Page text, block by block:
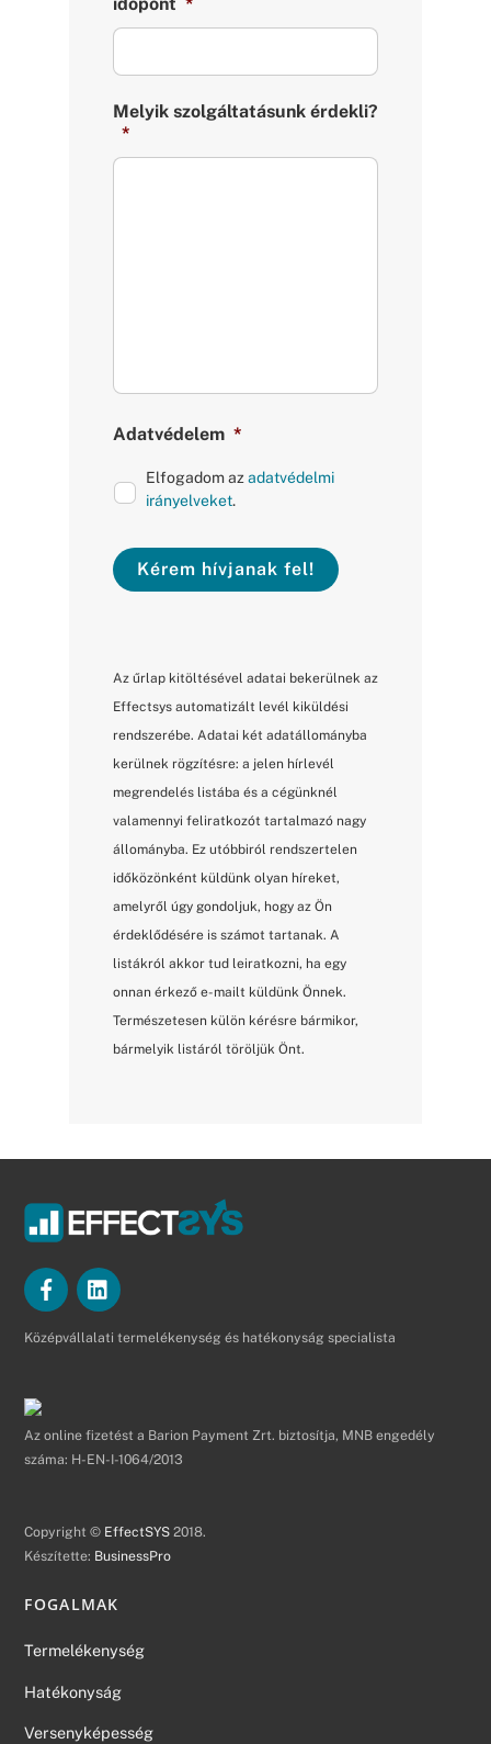
időpont *
Melyik szolgáltatásunk érdekli?
*
Adatvédelem *
Elfogadom az adatvédelmi
irányelveket.
Kérem hívjanak fel!
Az űrlap kitöltésével adatai bekerülnek az
Effectsys automatizált levél kiküldési
rendszerébe. Adatai két adatállományba
kerülnek rögzítésre: a jelen hírlevél
megrendelés listába és a cégünknél
valamennyi feliratkozót tartalmazó nagy
állományba. Ez utóbbiról rendszertelen
időközönként küldünk olyan híreket,
amelyről úgy gondoljuk, hogy az Ön
érdeklődésére is számot tartanak. A
listákról akkor tud leiratkozni, ha egy
onnan érkező e-mailt küldünk Önnek.
Természetesen külön kérésre bármikor,
bármelyik listáról töröljük Önt.
Középvállalati termelékenység és hatékonyság specialista
Az online fizetést a Barion Payment Zrt. biztosítja, MNB engedély
száma: H-EN-I-1064/2013
Copyright © EffectSYS 2018.
Készítette: BusinessPro
FOGALMAK
Termelékenység
Hatékonyság
Versenyképesség